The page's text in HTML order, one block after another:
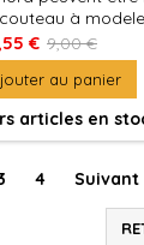
à
bois avec une
artisanal à
et possède
€ 9,00 €
au panier
articles en
4 Suivant